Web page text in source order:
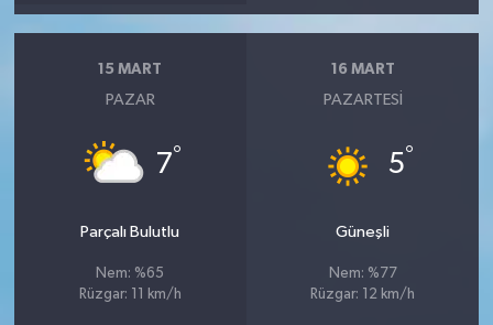
15 MART
PAZAR
7°
Parçalı Bulutlu
Nem: %65
Rüzgar: 11 km/h
16 MART
PAZARTESI
5°
Güneşli
Nem: %77
Rüzgar: 12 km/h